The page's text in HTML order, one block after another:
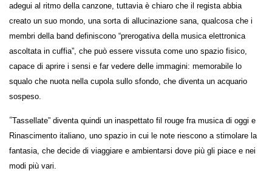
adegui al ritmo della canzone, tuttavia è chiaro che il regista abbia
creato un suo mondo, una sorta di allucinazione sana, qualcosa che i
membri della band definiscono “prerogativa della musica elettronica
ascoltata in cuffia”, che può essere vissuta come uno spazio fisico,
capace di aprire i sensi e far vedere delle immagini: memorabile lo
squalo che nuota nella cupola sullo sfondo, che diventa un acquario
sospeso.
“Tassellate” diventa quindi un inaspettato fil rouge fra musica di oggi e
Rinascimento italiano, uno spazio in cui le note riescono a stimolare la
fantasia, che decide di viaggiare e ambientarsi dove più gli piace e nei
modi più vari.